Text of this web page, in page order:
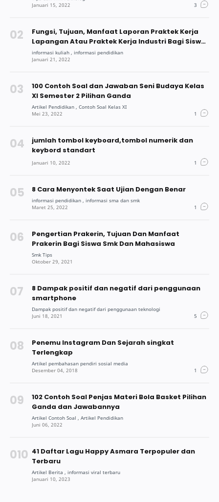
Fungsi, Tujuan, Manfaat Laporan Praktek Kerja
Lapangan Atau Praktek Kerja Industri Bagi Siswa
Dan Mahasiswa
100 Contoh Soal dan Jawaban Seni Budaya Kelas
XI Semester 2 Pilihan Ganda
jumlah tombol keyboard,tombol numerik dan
keybord standart
8 Cara Menyontek Saat Ujian Dengan Benar
Pengertian Prakerin, Tujuan Dan Manfaat
Prakerin Bagi Siswa Smk Dan Mahasiswa
8 Dampak positif dan negatif dari penggunaan
smartphone
Penemu Instagram Dan Sejarah singkat
Terlengkap
102 Contoh Soal Penjas Materi Bola Basket Pilihan
Ganda dan Jawabannya
41 Daftar Lagu Happy Asmara Terpopuler dan
Terbaru